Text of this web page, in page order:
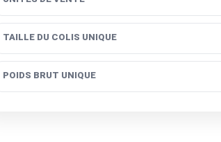
TAILLE DU COLIS UNIQUE
POIDS BRUT UNIQUE